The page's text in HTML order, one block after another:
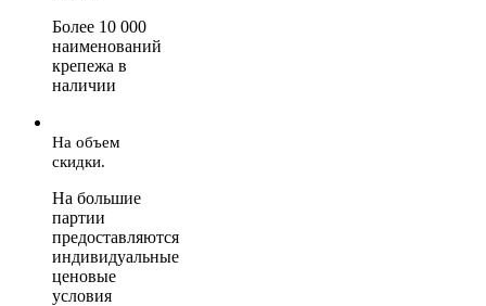
Более 10 000
наименований
крепежа в
наличии
На объем
скидки.
На большие
партии
предоставляются
индивидуальные
ценовые
условия